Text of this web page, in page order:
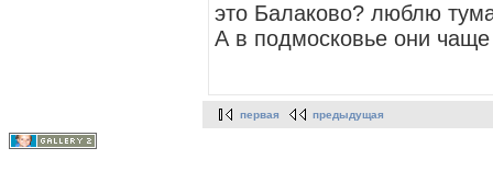
это Балаково? люблю
А в подмосковье они
первая предыдущая